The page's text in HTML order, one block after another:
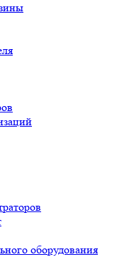
оборудования